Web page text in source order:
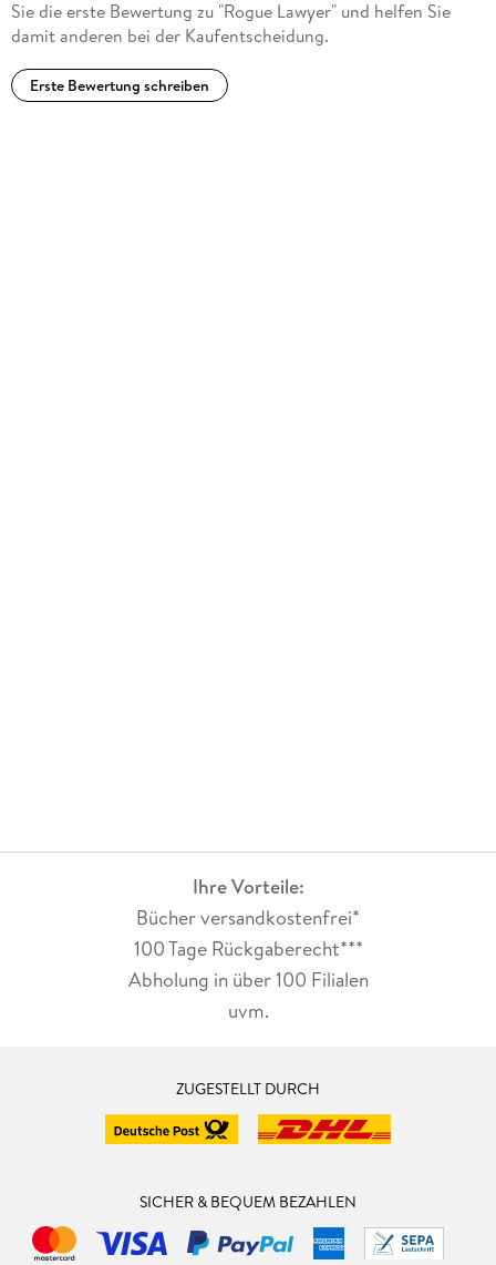
Sie die erste Bewertung zu "Rogue Lawyer" und helfen Sie
damit anderen bei der Kaufentscheidung.
Erste Bewertung schreiben
Ihre Vorteile:
Bücher versandkostenfrei*
100 Tage Rückgaberecht***
Abholung in über 100 Filialen
uvm.
ZUGESTELLT DURCH
SICHER & BEQUEM BEZAHLEN